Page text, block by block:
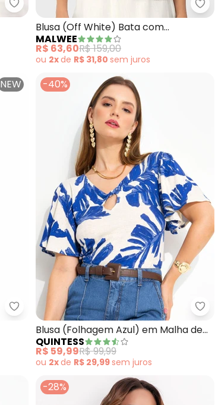
bonprix - Bata Manga Curta com Renda
Blusa (Off White) Bata com
Amarração
MALWEE
R$ 63,60R$ 159,00
ou 2xde R$ 31,80 sem juros
NEW
Hay Fit - Blusa Mc Vicky (Pink)
-40%
Blusa (Folhagem Azul) em Malha de
Viscose
QUINTESS
R$ 59,99R$ 99,99
ou 2xde R$ 29,99sem juros
-28%